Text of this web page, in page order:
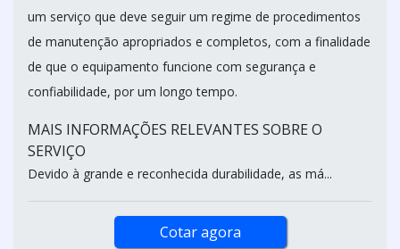
um serviço que deve seguir um regime de procedimentos
de manutenção apropriados e completos, com a finalidade
de que o equipamento funcione com segurança e
confiabilidade, por um longo tempo.
MAIS INFORMAÇÕES RELEVANTES SOBRE O
SERVIÇO
Devido à grande e reconhecida durabilidade, as má...
Cotar agora